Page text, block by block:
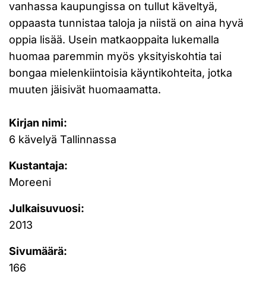
vanhassa kaupungissa on tullut käveltyä,
oppaasta tunnistaa taloja ja niistä on aina hyvä
oppia lisää. Usein matkaoppaita lukemalla
huomaa paremmin myös yksityiskohtia tai
bongaa mielenkiintoisia käyntikohteita, jotka
muuten jäisivät huomaamatta.
Kirjan nimi:
6 kävelyä Tallinnassa
Kustantaja:
Moreeni
Julkaisuvuosi:
2013
Sivumäärä:
166